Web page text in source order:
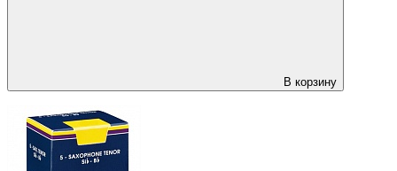
В корзину